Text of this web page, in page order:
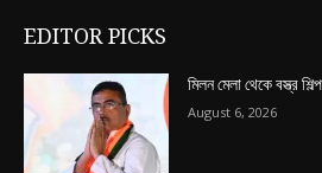
EDITOR PICKS
মিলন মেলা থেকে বস্ত্র
August 6, 2026